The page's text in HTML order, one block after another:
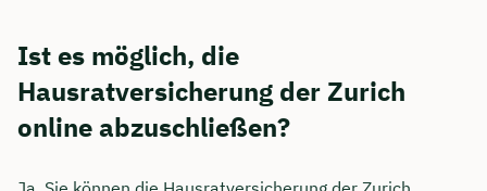
Ist es möglich, die
Hausratversicherung der Zurich
online abzuschließen?